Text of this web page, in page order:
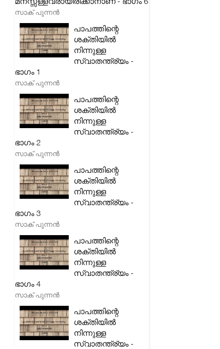
സാക് പുന്നൻ
പാപത്തിന്റെ
ശക്തിയിൽ
നിന്നുള്ള
സ്വാതന്ത്ര്യം -
ഭാഗം 1
സാക് പുന്നൻ
പാപത്തിന്റെ
ശക്തിയിൽ
നിന്നുള്ള
സ്വാതന്ത്ര്യം -
ഭാഗം 2
സാക് പുന്നൻ
പാപത്തിന്റെ
ശക്തിയിൽ
നിന്നുള്ള
സ്വാതന്ത്ര്യം -
ഭാഗം 3
സാക് പുന്നൻ
പാപത്തിന്റെ
ശക്തിയിൽ
നിന്നുള്ള
സ്വാതന്ത്ര്യം -
ഭാഗം 4
സാക് പുന്നൻ
പാപത്തിന്റെ
ശക്തിയിൽ
നിന്നുള്ള
സ്വാതന്ത്ര്യം -